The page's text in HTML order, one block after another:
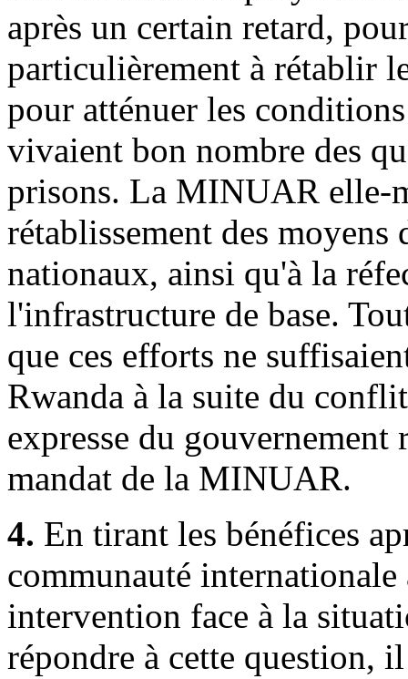
après un certain retard,
particulièrement à rétablir
pour atténuer les
vivaient bon nombre des
prisons. La MINUAR elle-
rétablissement des
nationaux, ainsi qu'à la
l'infrastructure de base.
que ces efforts ne
Rwanda à la suite du
expresse du
mandat de la MINUAR.
4. En tirant les bénéfices
communauté
intervention face à la
répondre à cette question,